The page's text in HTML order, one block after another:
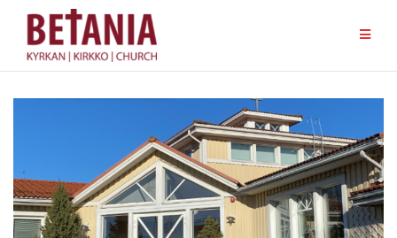
Hoppa
innehåll